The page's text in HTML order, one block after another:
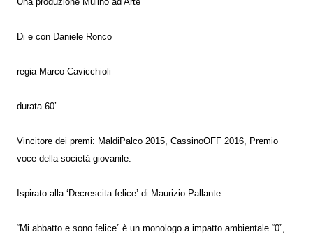
Una produzione Mulino ad Arte
Di e con Daniele Ronco
regia Marco Cavicchioli
durata 60’
Vincitore dei premi: MaldiPalco 2015, CassinoOFF 2016, Premio
voce della società giovanile.
Ispirato alla ‘Decrescita felice’ di Maurizio Pallante.
“Mi abbatto e sono felice” è un monologo a impatto ambientale “0”,